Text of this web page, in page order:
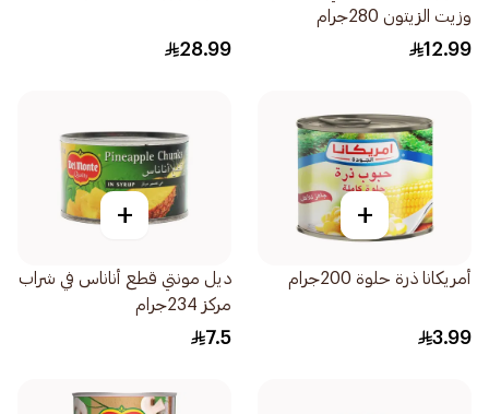
وزيت الزيتون 280جرام
12.99
28.99
+
أمريكانا ذرة حلوة 200جرام
3.99
+
ديل مونتي قطع أناناس في شراب
مركز 234جرام
7.5